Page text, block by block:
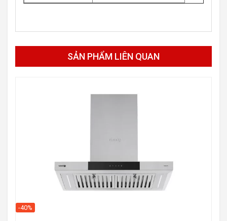
SẢN PHẨM LIÊN QUAN
-40%